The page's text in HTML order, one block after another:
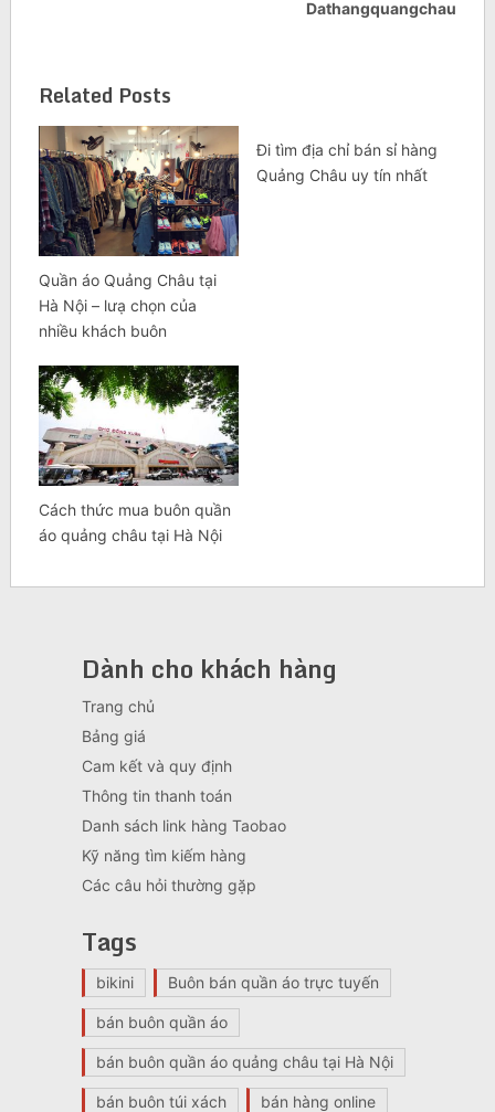
Dathangquangchau
Related Posts
Quần áo Quảng Châu tại
Hà Nội – lưạ chọn của
nhiều khách buôn
Đi tìm địa chỉ bán sỉ hàng
Quảng Châu uy tín nhất
Cách thức mua buôn quần
áo quảng châu tại Hà Nội
Dành cho khách hàng
Trang chủ
Bảng giá
Cam kết và quy định
Thông tin thanh toán
Danh sách link hàng Taobao
Kỹ năng tìm kiếm hàng
Các câu hỏi thường gặp
Tags
bikini Buôn bán quần áo trực tuyến
bán buôn quần áo
bán buôn quần áo quảng châu tại Hà Nội
bán buôn túi xách bán hàng online